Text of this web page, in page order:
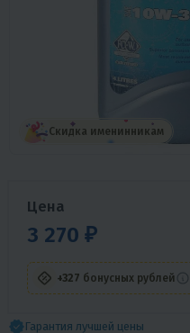
Скидка именинникам
Гарантия лучшей цены
Цена
3 270 ₽
+327 бонусных рублей